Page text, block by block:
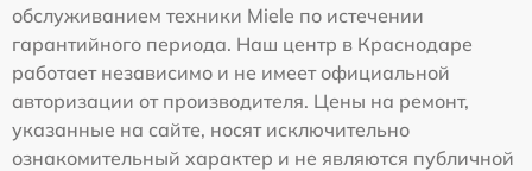
обслуживанием техники Miele по истечении
гарантийного периода. Наш центр в Краснодаре
работает независимо и не имеет официальной
авторизации от производителя. Цены на ремонт,
указанные на сайте, носят исключительно
ознакомительный характер и не являются публичной